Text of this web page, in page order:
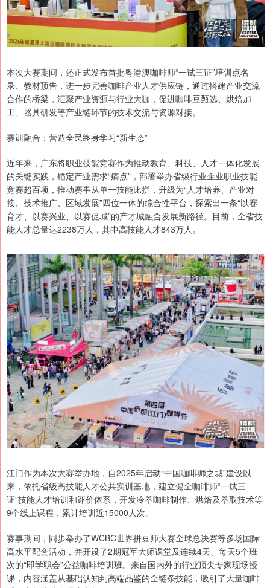
本次大赛期间，还正式发布首批粤港澳咖啡师“一试三证”培训点名
录、教材预告，进一步完善咖啡产业人才供应链，通过搭建产业交流
合作的桥梁，汇聚产业资源与行业大咖，促进咖啡豆甄选、烘焙加
工、器具研发等产业链环节的技术交流与资源对接。
赛训融合：营造全民终身学习“新生态”
近年来，广东将职业技能竞赛作为推动教育、科技、人才一体化发展
的关键实践，锚定产业需求“痛点”，部署举办省级行业企业职业技能
竞赛超百项，推动赛事从单一技能比拼，升级为“人才培养、产业对
接、技术推广、区域发展”四位一体的综合性平台，探索出一条“以赛
育才、以赛兴业、以赛促城”的产才城融合发展新路径。目前，全省技
能人才总量达2238万人，其中高技能人才843万人。
江门作为本次大赛举办地，自2025年启动“中国咖啡师之城”建设以
来，依托省级高技能人才公共实训基地，建立健全咖啡师“一试三
证”技能人才培训和评价体系，开发冷萃咖啡制作、烘焙及萃取技术等
9个线上课程，累计培训近15000人次。
赛事期间，同步举办了WCBC世界拼豆师大赛全球总决赛等多场国际
高水平配套活动，并开设了2期冠军大师课堂及连续4天、每天5个班
次的“即学职会”公益咖啡培训班。来自国内外的行业顶尖专家现场授
课，内容涵盖从基础认知到高端品鉴的全链条技能，吸引了大量咖啡